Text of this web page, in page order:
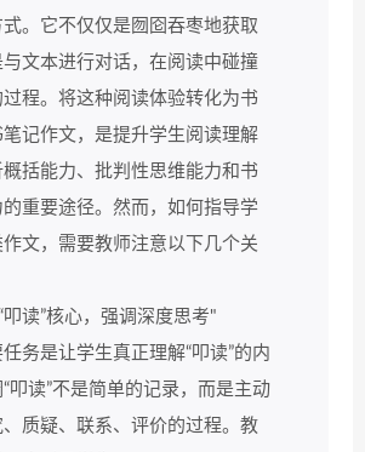
。它不仅仅是囫囵吞枣地获取
文本进行对话，在阅读中碰撞
程。将这种阅读体验转化为书
记作文，是提升学生阅读理解
括能力、批判性思维能力和书
重要途径。然而，如何指导学
文，需要教师注意以下几个关
叩读”核心，强调深度思考"
务是让学生真正理解“叩读”的内
叩读”不是简单的记录，而是主动
质疑、联系、评价的过程。教